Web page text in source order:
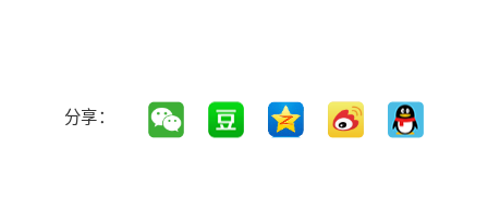
分享：